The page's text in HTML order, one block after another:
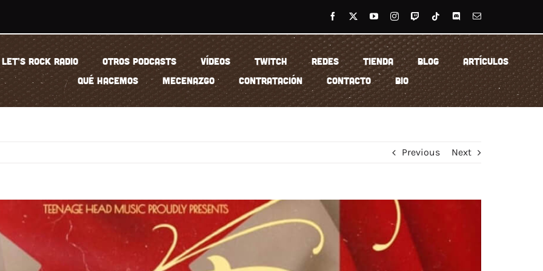
LET’S ROCK RADIO OTROS PODCASTS VÍDEOS TWITCH REDES TIENDA BLOG
ARTÍCULOS
QUÉ HACEMOS
MECENAZGO CONTRATACIÓN CONTACTO BIO
Previous Next